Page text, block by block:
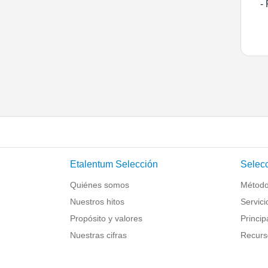
-
Etalentum Selección
Quiénes somos
Nuestros hitos
Propósito y valores
Nuestras cifras